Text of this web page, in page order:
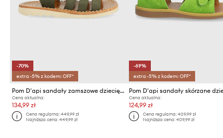
-70%
extra -5% z kodem: OFF*
Pom D'api sandały zamszowe dziecięce
Cena aktualna:
134,99 zł
Cena regularna:449,99 zł
Najniższa cena:449,99 zł
-69%
extra -5% z kodem: OFF*
Pom D'api sandały skórzane
Cena aktualna:
124,99 zł
Cena regularna: 409,99 zł
Najniższa cena: 409,99 zł